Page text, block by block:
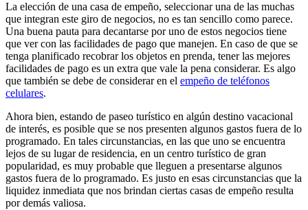
La elección de una casa de empeño, seleccionar una de las muchas
que integran este giro de negocios, no es tan sencillo como parece.
Una buena pauta para decantarse por uno de estos negocios tiene
que ver con las facilidades de pago que manejen. En caso de que se
tenga planificado recobrar los objetos en prenda, tener las mejores
facilidades de pago es un extra que vale la pena considerar. Es algo
que también se debe de considerar en el empeño de teléfonos
celulares.
Ahora bien, estando de paseo turístico en algún destino vacacional
de interés, es posible que se nos presenten algunos gastos fuera de lo
programado. En tales circunstancias, en las que uno se encuentra
lejos de su lugar de residencia, en un centro turístico de gran
popularidad, es muy probable que lleguen a presentarse algunos
gastos fuera de lo programado. Es justo en esas circunstancias que la
liquidez inmediata que nos brindan ciertas casas de empeño resulta
por demás valiosa.